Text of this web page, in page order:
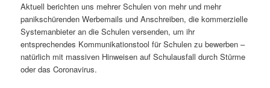
Aktuell berichten uns mehrer Schulen von mehr und mehr
panikschürenden Werbemails und Anschreiben, die kommerzielle
Systemanbieter an die Schulen versenden, um ihr
entsprechendes Kommunikationstool für Schulen zu bewerben –
natürlich mit massiven Hinweisen auf Schulausfall durch Stürme
oder das Coronavirus.